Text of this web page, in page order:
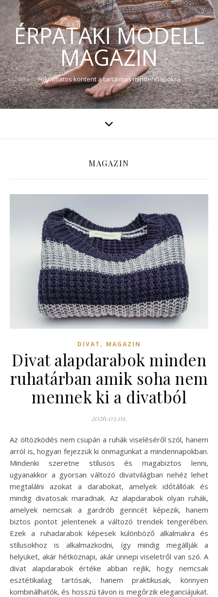
ÉRPATAKI MODELL
MAGAZIN
Folyamatos kontent a tartalmas mindennapokra
MAGAZIN
DIVAT , MAGAZIN
Divat alapdarabok minden
ruhatárban amik soha nem
mennek ki a divatból
2026.03.01.
Az öltözködés nem csupán a ruhák viseléséről szól, hanem
arról is, hogyan fejezzük ki önmagunkat a mindennapokban.
Mindenki szeretne stílusos és magabiztos lenni,
ugyanakkor a gyorsan változó divatvilágban nehéz lehet
megtalálni azokat a darabokat, amelyek időtállóak és
mindig divatosak maradnak. Az alapdarabok olyan ruhák,
amelyek nemcsak a gardrób gerincét képezik, hanem
biztos pontot jelentenek a változó trendek tengerében.
Ezek a ruhadarabok képesek különböző alkalmakra és
stílusokhoz is alkalmazkodni, így mindig megállják a
helyüket, akár hétköznapi, akár ünnepi viseletről van szó. A
divat alapdarabok értéke abban rejlik, hogy nemcsak
esztétikailag tartósak, hanem praktikusak, könnyen
kombinálhatók, és hosszú távon is megőrzik eleganciájukat.